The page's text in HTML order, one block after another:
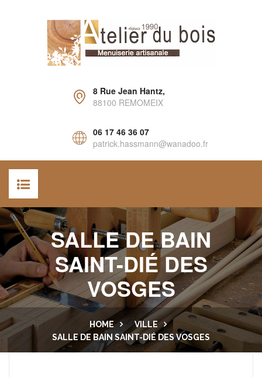
8 Rue Jean Hantz,
88100 REMOMEIX
06 17 46 36 07
patrick.hassmann@wanadoo.fr
ACCUEIL
AGENCEMENT INTÉRIEUR
CUISINE ET SALLE DE BAIN
PORTES
DRESSING
LAMBRIS
MENUISERIE EXTÉRIEURE
BALCON
NOUS CONTACTER
SALLE DE BAIN
SAINT-DIÉ DES
VOSGES
HOME
VILLE
SALLE DE BAIN SAINT-DIÉ DES VOSGES